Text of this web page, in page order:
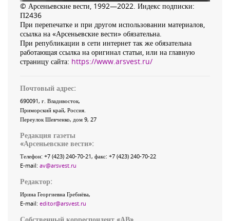
© Арсеньевские вести, 1992—2022. Индекс подписки:
П2436
При перепечатке и при другом использовании материалов,
ссылка на «Арсеньевские вести» обязательна.
При републикации в сети интернет так же обязательна
работающая ссылка на оригинал статьи, или на главную
страницу сайта: https://www.arsvest.ru/
Почтовый адрес:
690091, г. Владивосток,
Приморский край, Россия
Переулок Шевченко, дом 9, 27
Редакция газеты
«Арсеньевские вести»:
Телефон: +7 (423) 240-70-21, факс: +7 (423) 240-70-22
E-mail: av@arsvest.ru
Редактор:
Ирина Георгиевна Гребнёва,
E-mail: editor@arsvest.ru